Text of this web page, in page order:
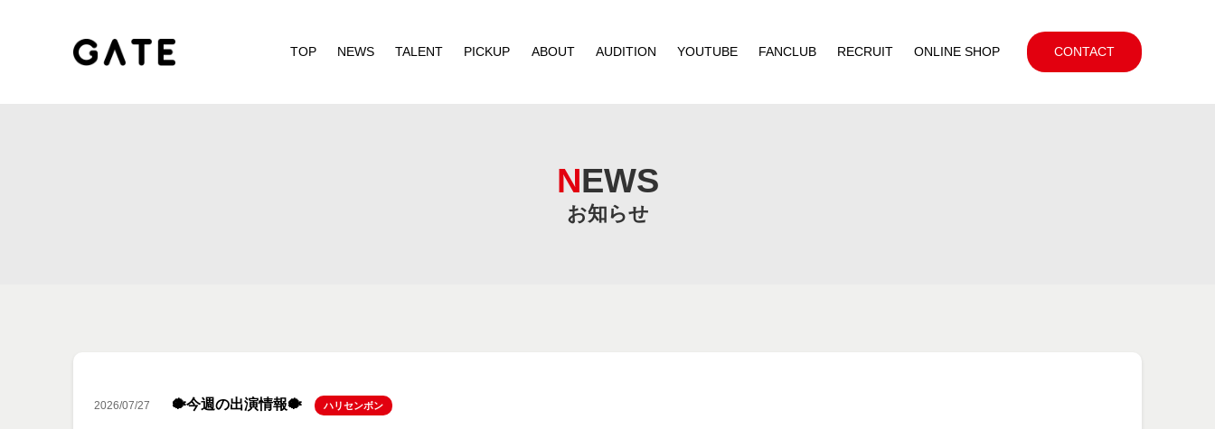
TOP NEWS TALENT PICKUP ABOUT AUDITION YOUTUBE FANCLUB RECRUIT ONLINE SHOP CONTACT
NEWS
お知らせ
2026/07/27 🐡今週の出演情報🐡 ハリセンボン